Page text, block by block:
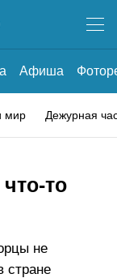
Афиша
мир Дежурная
то
не
стране